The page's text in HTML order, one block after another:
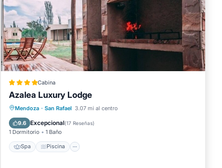
en
Cabina
Azalea Luxury Lodge
Mendoza · San Rafael 3.07 mi al centro
9.6 Excepcional(17 Reseñas)
1 Dormitorio 1 Baño
Spa Piscina
Spa Piscina
Balcón/Terraza
Desayuno